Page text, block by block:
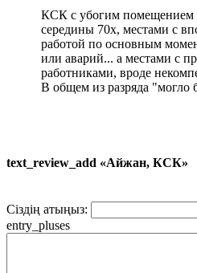
КСК с убогим помещением
середины 70х, местами с
работой по основным
или аварий... а местами с
работниками, вроде
В общем из разряда "могло
text_review_add «Айжан, КСК»
Сіздің атыңыз:
entry_pluses